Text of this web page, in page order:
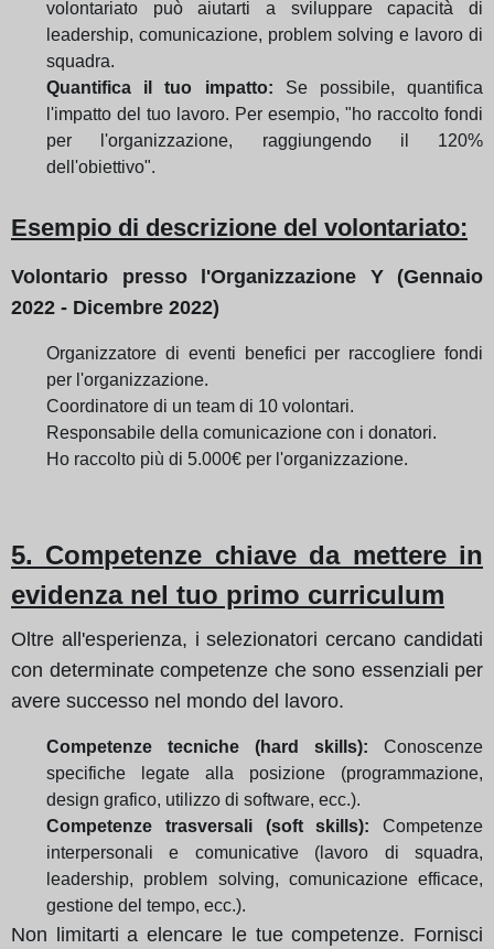
volontariato può aiutarti a sviluppare capacità di
leadership, comunicazione, problem solving e lavoro di
squadra.
Quantifica il tuo impatto: Se possibile, quantifica
l'impatto del tuo lavoro. Per esempio, "ho raccolto fondi
per l'organizzazione, raggiungendo il 120%
dell'obiettivo".
Esempio di descrizione del volontariato:
Volontario presso l'Organizzazione Y (Gennaio
2022 - Dicembre 2022)
Organizzatore di eventi benefici per raccogliere fondi
per l'organizzazione.
Coordinatore di un team di 10 volontari.
Responsabile della comunicazione con i donatori.
Ho raccolto più di 5.000€ per l'organizzazione.
5. Competenze chiave da mettere in
evidenza nel tuo primo curriculum
Oltre all'esperienza, i selezionatori cercano candidati
con determinate competenze che sono essenziali per
avere successo nel mondo del lavoro.
Competenze tecniche (hard skills): Conoscenze
specifiche legate alla posizione (programmazione,
design grafico, utilizzo di software, ecc.).
Competenze trasversali (soft skills): Competenze
interpersonali e comunicative (lavoro di squadra,
leadership, problem solving, comunicazione efficace,
gestione del tempo, ecc.).
Non limitarti a elencare le tue competenze. Fornisci